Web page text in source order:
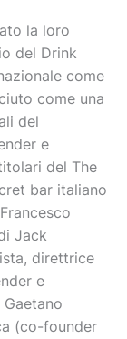
la loro
del Drink
come
come una
del
e
del The
bar italiano
Jack
direttrice
e
(co-founder